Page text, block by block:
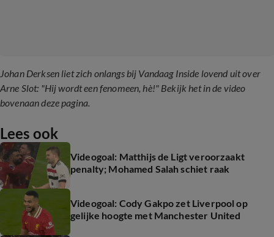
Johan Derksen liet zich onlangs bij Vandaag Inside lovend uit over
Arne Slot: "Hij wordt een fenomeen, hè!" Bekijk het in de video
bovenaan deze pagina.
Lees ook
Videogoal: Matthijs de Ligt veroorzaakt
penalty; Mohamed Salah schiet raak
Videogoal: Cody Gakpo zet Liverpool op
gelijke hoogte met Manchester United